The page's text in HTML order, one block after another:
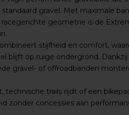
gravel. Met maximale
geometrie is de
stijfheid en comfort,
blijft op ruige ondergrond.
gravel- of offroadbanden
technische trails rijdt of een
zonder concessies aan